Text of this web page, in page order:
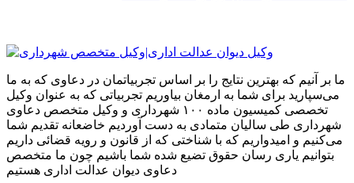
ما بر آنیم که بهترین نتایج را بر اساس تجربیاتمان در دعاوی که به ما
می‌سپارید برای شما به ارمغان بیاوریم تجربیاتی که به عنوان وکیل
تخصصی کمیسیون ماده ۱۰۰ شهرداری و وکیل متخصص دعاوی
شهرداری طی سالیان متمادی به دست آوردیم خاضعانه تقدیم شما
می‌کنیم و امیدواریم که با شناختی که از قانون و رویه قضائی داریم
بتوانیم یاری رسان حقوق تضیع شده شما باشیم چون ما متخصص
دعاوی دیوان عدالت اداری هستیم